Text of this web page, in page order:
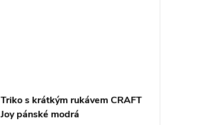
Triko s krátkým rukávem CRAFT
Joy pánské modrá